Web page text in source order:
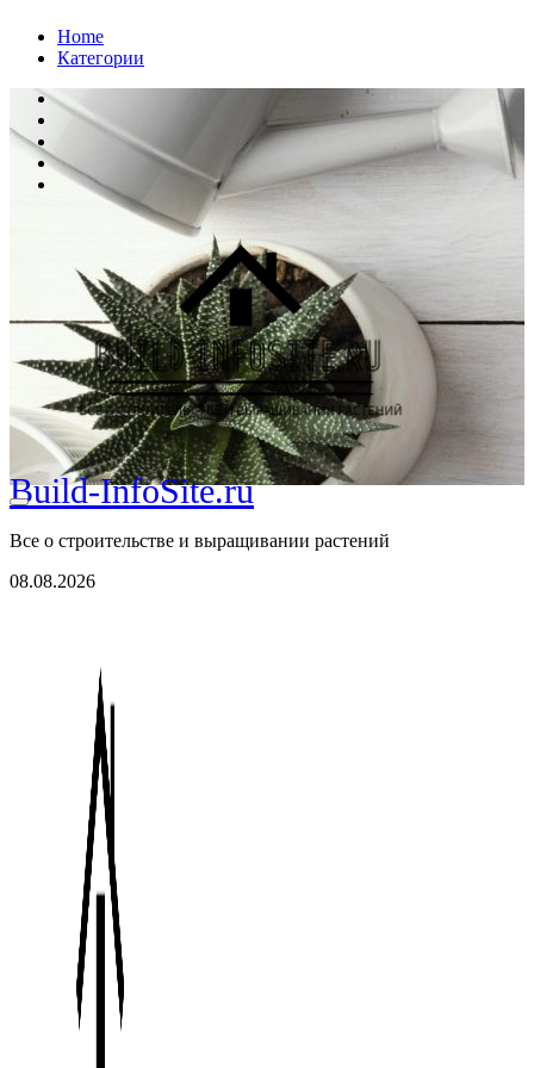
ПерейтиHome
Категории
Build-InfoSite.ru
Все о строительстве и выращивании растений
08.08.2026